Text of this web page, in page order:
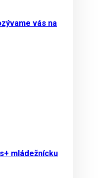
vás na
mládežnícku